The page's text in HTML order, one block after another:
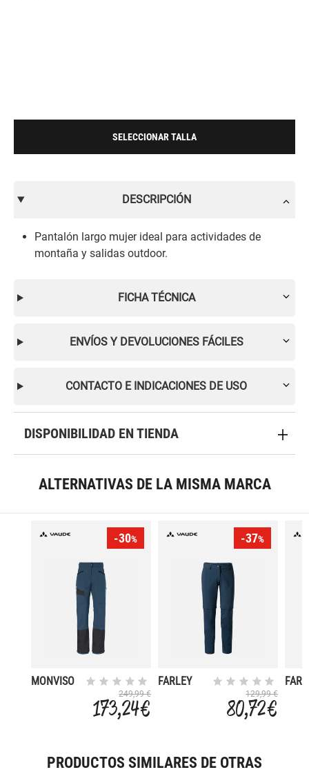
SELECCIONAR TALLA
DESCRIPCIÓN
Pantalón largo mujer ideal para actividades de
montaña y salidas outdoor.
FICHA TÉCNICA
ENVÍOS Y DEVOLUCIONES FÁCILES
CONTACTO E INDICACIONES DE USO
DISPONIBILIDAD EN TIENDA
ALTERNATIVAS DE LA MISMA MARCA
-30%
MONVISO
249,99 €
173,24 €
-37%
FARLEY
129,99 €
80,72 €
PRODUCTOS SIMILARES DE OTRAS